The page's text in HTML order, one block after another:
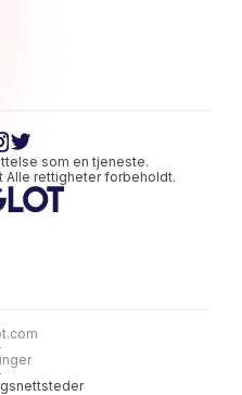
som en tjeneste.
Alle rettigheter forbeholdt.